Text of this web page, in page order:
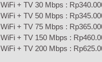
WiFi + TV 30 Mbps :
WiFi + TV 50 Mbps :
WiFi + TV 75 Mbps :
WiFi + TV 150 Mbps :
WiFi + TV 200 Mbps :